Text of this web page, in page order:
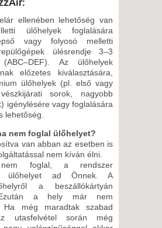
ellenében lehetőség van
ülőhelyek foglalására
vagy folyosó melletti
ülésrendje 3–3
(ABC–DEF). Az ülőhelyek
előzetes kiválasztására,
ülőhelyek (pl. első vagy
sorok, nagyobb
igénylésére vagy foglalására
lehetőség.
nem foglal ülőhelyet?
van abban az esetben is
nem kíván élni.
foglal, a rendszer
ülőhelyet ad Önnek. A
a beszállókártyán
a hely már nem
Ha még maradtak szabad
utasfelvétel során még